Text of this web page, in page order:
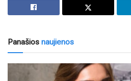
Panašios naujienos